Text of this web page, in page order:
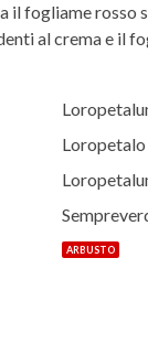
il fogliame rosso
al crema e il
Loropetalo
ARBUSTO